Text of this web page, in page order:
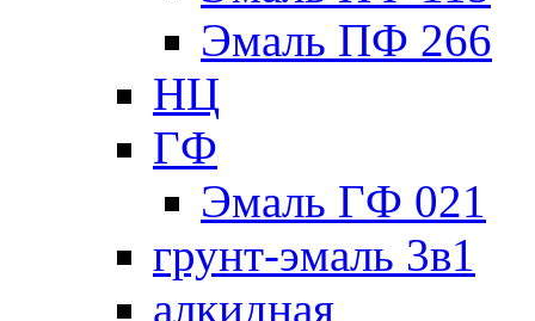
Эмаль ПФ 266
НЦ
ГФ
Эмаль ГФ 021
грунт-эмаль 3в1
алкидная